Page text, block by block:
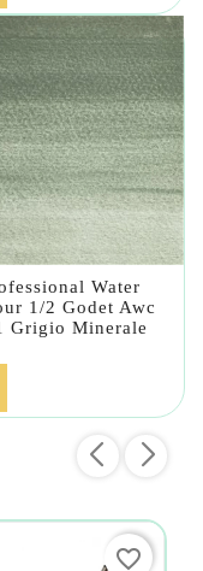
Water
1/2 Godet Awc
Grigio Minerale
favorite_border